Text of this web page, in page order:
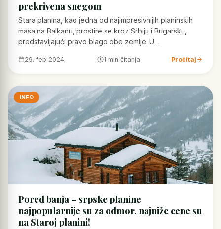
prekrivena snegom
Stara planina, kao jedna od najimpresivnijih planinskih
masa na Balkanu, prostire se kroz Srbiju i Bugarsku,
predstavljajući pravo blago obe zemlje. U…
29. feb 2024. 1 min čitanja Pročitaj
INFO
Pored banja – srpske planine
najpopularnije su za odmor, najniže cene su
na Staroj planini!